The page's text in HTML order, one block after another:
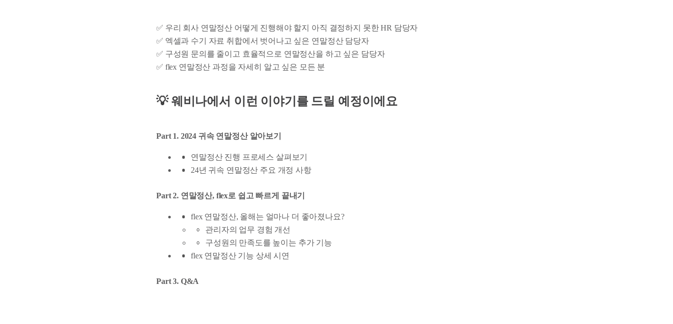
✅ 우리 회사 연말정산 어떻게 진행해야 할지 아직 결정하지 못한 HR 담당자
✅ 엑셀과 수기 자료 취합에서 벗어나고 싶은 연말정산 담당자
✅ 구성원 문의를 줄이고 효율적으로 연말정산을 하고 싶은 담당자
✅ flex 연말정산 과정을 자세히 알고 싶은 모든 분
💡 웨비나에서 이런 이야기를 드릴 예정이에요
Part 1. 2024 귀속 연말정산 알아보기
연말정산 진행 프로세스 살펴보기
24년 귀속 연말정산 주요 개정 사항
Part 2. 연말정산, flex로 쉽고 빠르게 끝내기
flex 연말정산, 올해는 얼마나 더 좋아졌나요?
관리자의 업무 경험 개선
구성원의 만족도를 높이는 추가 기능
flex 연말정산 기능 상세 시연
Part 3. Q&A